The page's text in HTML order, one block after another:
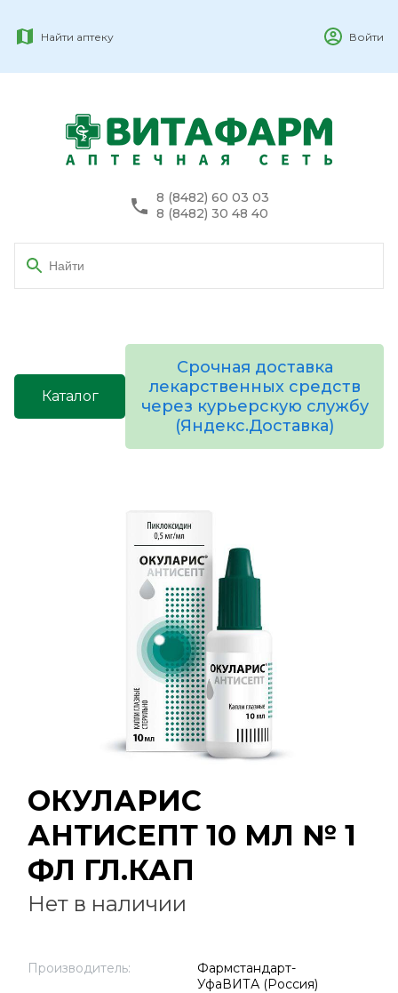
Найти аптеку Войти
8 (8482) 60 03 03
8 (8482) 30 48 40
Каталог
Срочная доставка
лекарственных средств
через курьерскую службу
(Яндекс.Доставка)
ОКУЛАРИС
АНТИСЕПТ 10 МЛ № 1
ФЛ ГЛ.КАП
Нет в наличии
Производитель:
Фармстандарт-
УфаВИТА (Россия)